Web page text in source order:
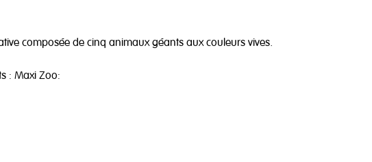
composée de cinq animaux géants aux couleurs vives.
: Maxi Zoo: